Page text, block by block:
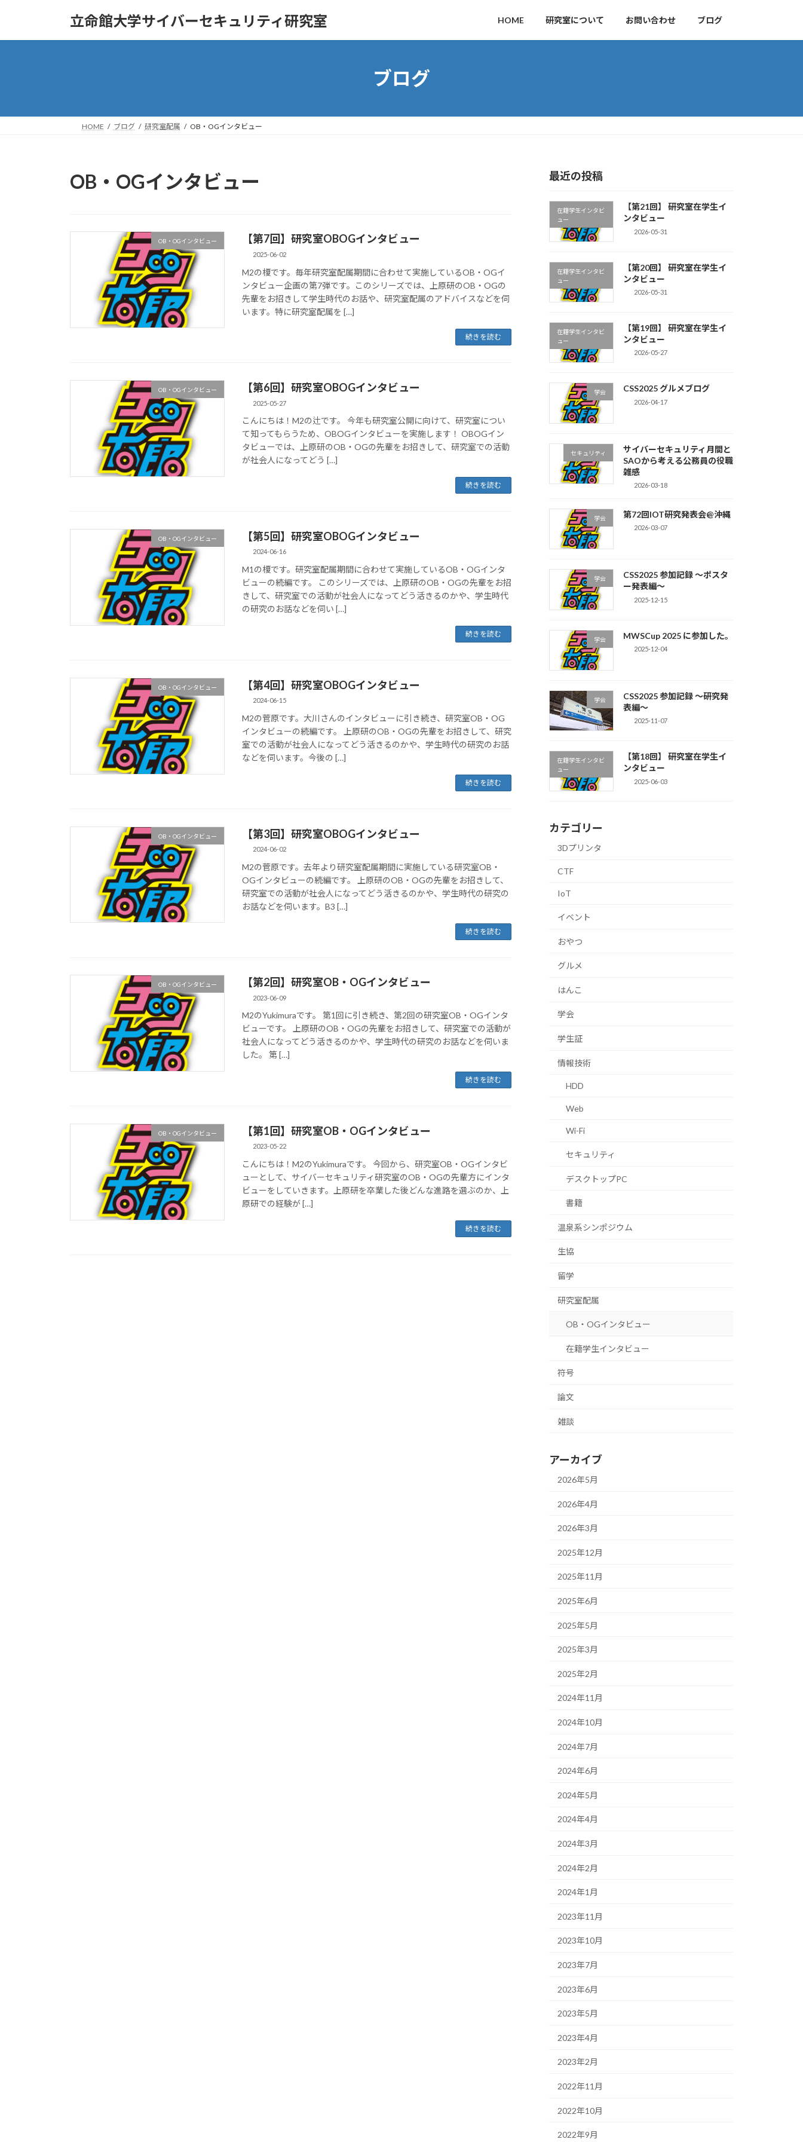
立命館大学サイバーセキュリティ研究室 HOME 研究室について お問い合わせ ブログ
ブログ
HOME ブログ 研究室配属 OB・OGインタビュー
OB・OGインタビュー
OB・OGインタビュー 【第7回】研究室OBOGインタビュー
2025-06-02
M2の榎です。毎年研究室配属期間に合わせて実施しているOB・OGイ
ンタビュー企画の第7弾です。このシリーズでは、上原研のOB・OGの
先輩をお招きして学生時代のお話や、研究室配属のアドバイスなどを伺
います。特に研究室配属を […]
続きを読む
OB・OGインタビュー 【第6回】研究室OBOGインタビュー
2025-05-27
こんにちは！M2の辻です。 今年も研究室公開に向けて、研究室につい
て知ってもらうため、OBOGインタビューを実施します！ OBOGイン
タビューでは、上原研のOB・OGの先輩をお招きして、研究室での活動
が社会人になってどう […]
続きを読む
OB・OGインタビュー 【第5回】研究室OBOGインタビュー
2024-06-16
M1の榎です。研究室配属期間に合わせて実施しているOB・OGインタ
ビューの続編です。 このシリーズでは、上原研のOB・OGの先輩をお招
きして、研究室での活動が社会人になってどう活きるのかや、学生時代
の研究のお話などを伺い […]
続きを読む
OB・OGインタビュー 【第4回】研究室OBOGインタビュー
2024-06-15
M2の菅原です。大川さんのインタビューに引き続き、研究室OB・OG
インタビューの続編です。 上原研のOB・OGの先輩をお招きして、研究
室での活動が社会人になってどう活きるのかや、学生時代の研究のお話
などを伺います。今後の […]
続きを読む
OB・OGインタビュー 【第3回】研究室OBOGインタビュー
2024-06-02
M2の菅原です。去年より研究室配属期間に実施している研究室OB・
OGインタビューの続編です。 上原研のOB・OGの先輩をお招きして、
研究室での活動が社会人になってどう活きるのかや、学生時代の研究の
お話などを伺います。B3 […]
続きを読む
OB・OGインタビュー 【第2回】研究室OB・OGインタビュー
2023-06-09
M2のYukimuraです。 第1回に引き続き、第2回の研究室OB・OGインタ
ビューです。 上原研のOB・OGの先輩をお招きして、研究室での活動が
社会人になってどう活きるのかや、学生時代の研究のお話などを伺いま
した。 第 […]
続きを読む
OB・OGインタビュー 【第1回】研究室OB・OGインタビュー
2023-05-22
こんにちは！M2のYukimuraです。 今回から、研究室OB・OGインタビ
ューとして、サイバーセキュリティ研究室のOB・OGの先輩方にインタ
ビューをしていきます。上原研を卒業した後どんな進路を選ぶのか、上
原研での経験が […]
続きを読む
最近の投稿
在籍学生インタビ
ュー
【第21回】 研究室在学生イ
ンタビュー
2026-05-31
在籍学生インタビ
ュー
【第20回】 研究室在学生イ
ンタビュー
2026-05-31
在籍学生インタビ
ュー
【第19回】 研究室在学生イ
ンタビュー
2026-05-27
学会 CSS2025 グルメブログ
2026-04-17
セキュリティ
サイバーセキュリティ月間と
SAOから考える公務員の役職
雑感
2026-03-18
学会 第72回IOT研究発表会@沖縄
2026-03-07
学会
CSS2025 参加記録 〜ポスタ
ー発表編〜
2025-12-15
学会 MWSCup 2025 に参加した。
2025-12-04
学会
CSS2025 参加記録 〜研究発
表編〜
2025-11-07
在籍学生インタビ
ュー
【第18回】 研究室在学生イ
ンタビュー
2025-06-03
カテゴリー
3Dプリンタ
CTF
IoT
イベント
おやつ
グルメ
はんこ
学会
学生証
情報技術
HDD
Web
Wi-Fi
セキュリティ
デスクトップPC
書籍
温泉系シンポジウム
生協
留学
研究室配属
OB・OGインタビュー
在籍学生インタビュー
符号
論文
雑談
アーカイブ
2026年5月
2026年4月
2026年3月
2025年12月
2025年11月
2025年6月
2025年5月
2025年3月
2025年2月
2024年11月
2024年10月
2024年7月
2024年6月
2024年5月
2024年4月
2024年3月
2024年2月
2024年1月
2023年11月
2023年10月
2023年7月
2023年6月
2023年5月
2023年4月
2023年2月
2022年11月
2022年10月
2022年9月